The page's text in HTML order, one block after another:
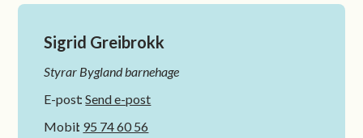
Sigrid Greibrokk
Styrar Bygland barnehage
E-post Send e-post
Mobil 95 74 60 56